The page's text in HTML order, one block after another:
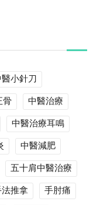
小針刀
骨
中醫治療
中醫治療耳鳴
中醫減肥
五十肩中醫治療
推拿
手肘痛